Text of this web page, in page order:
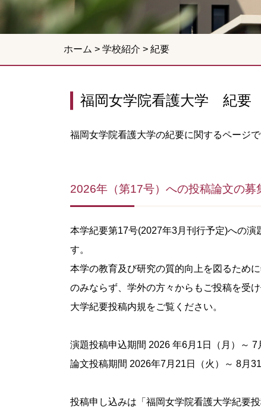
ホーム > 学校紹介 > 紀要
福岡女学院看護大学 紀要
福岡女学院看護大学の紀要に関するページで
2026年（第17号）への投稿論文の募
本学紀要第17号(2027年3月刊行予定)への
す。
本学の教育及び研究の質的向上を図るため
のみならず、学外の方々からもご投稿を受
大学紀要投稿内規をご覧ください。
演題投稿申込期間 2026 年6月1日（月）～ 7
論文投稿期間 2026年7月21日（火）～ 8月31
投稿申し込みは「福岡女学院看護大学紀要